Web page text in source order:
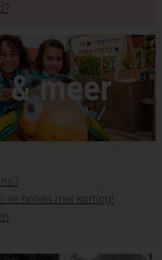
meer
en hotels met korting!